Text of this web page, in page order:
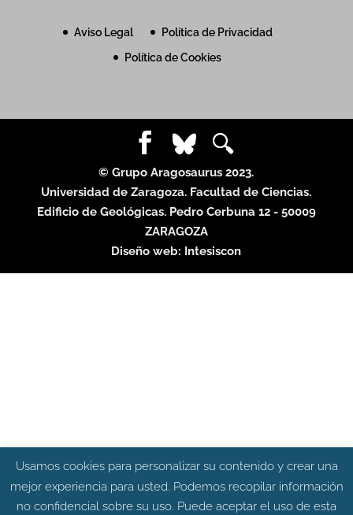
Aviso Legal
Política de Privacidad
Política de Cookies
© Grupo Aragosaurus 2023.
Universidad de Zaragoza. Facultad de Ciencias.
Edificio de Geológicas. Pedro Cerbuna 12 - 50009
ZARAGOZA
Diseño web: Intesiscon
Usamos cookies para personalizar su contenido y crear una
mejor experiencia para usted. Podemos recopilar información
no confidencial sobre su uso. Puede aceptar el uso de esta